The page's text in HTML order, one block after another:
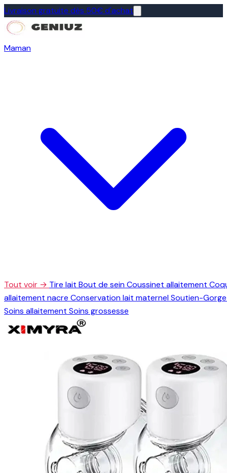
Livraison gratuite dès 50€ d'achat
Maman
Tout voir → Tire lait Bout de seinCoussinet allaitement
allaitement nacre Conservation lait maternelSoutien-
Soins allaitement Soins grossesse